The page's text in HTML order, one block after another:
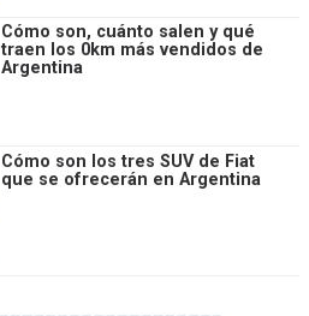
Cómo son, cuánto salen y qué
traen los 0km más vendidos de
Argentina
Cómo son los tres SUV de Fiat
que se ofrecerán en Argentina